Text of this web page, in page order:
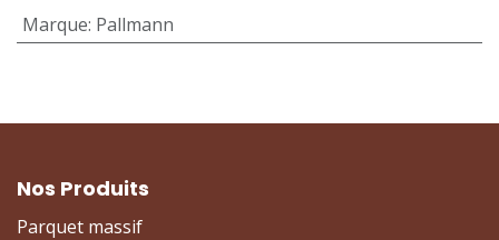
Marque: Pallmann
Nos Produits
Parquet massif